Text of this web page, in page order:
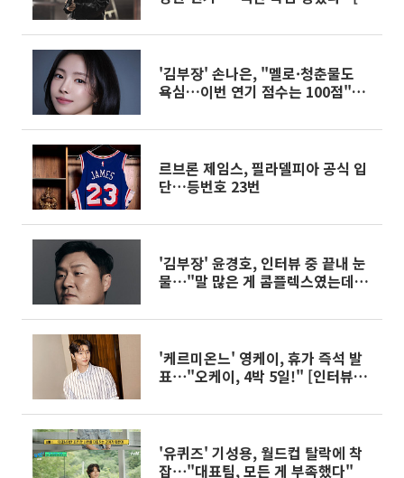
'김부장' 손나은, "멜로·청춘물도
욕심…이번 연기 점수는 100점"
르브론 제임스, 필라델피아 공식 입
단…등번호 23번
'김부장' 윤경호, 인터뷰 중 끝내 눈
물⋯"말 많은 게 콤플렉스였는데"
'케르미온느' 영케이, 휴가 즉석 발
표⋯"오케이, 4박 5일!" [인터뷰
'유퀴즈' 기성용, 월드컵 탈락에 착
잡⋯"대표팀, 모든 게 부족했다"